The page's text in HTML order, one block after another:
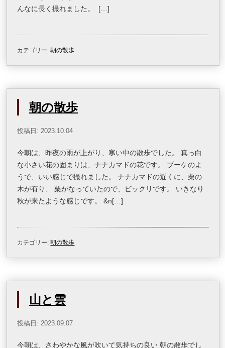
んなに長く撮れました。 […]
カテゴリー:朝の散歩
朝の散歩
投稿日: 2023.10.04
今朝は、昨夜の雨が上がり、寒い中の散歩でした。 真っ白
な小さい花の固まりは、ナナカマドの花です。 ブーケのよ
うで、いい感じで撮れました。 ナナカマドの近くに、栗の
木が有り、 栗がなっていたので、ビックリです。 いきなり
秋が来たような感じです。 &n[…]
カテゴリー:朝の散歩
山と雲
投稿日: 2023.09.07
今朝は、さわやかな風が吹いて気持ちの良い 朝の散歩でし